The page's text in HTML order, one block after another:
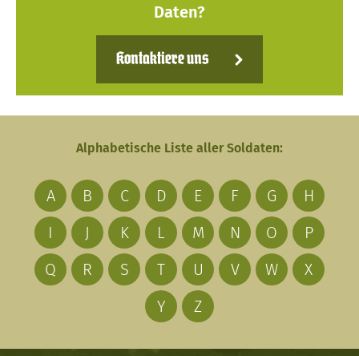
Daten?
Kontaktiere uns
Alphabetische Liste aller Soldaten:
A B C D E F G
H
I
J K L M N O
P
Q
R S T U V W
X
Y
Z